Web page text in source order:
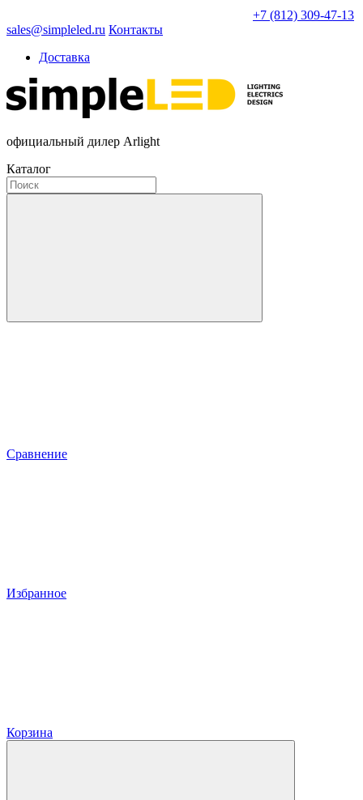
+7 (812) 309-47-13
sales@simpleled.ru Контакты
Доставка
официальный дилер Arlight
Каталог
Сравнение
Избранное
Корзина